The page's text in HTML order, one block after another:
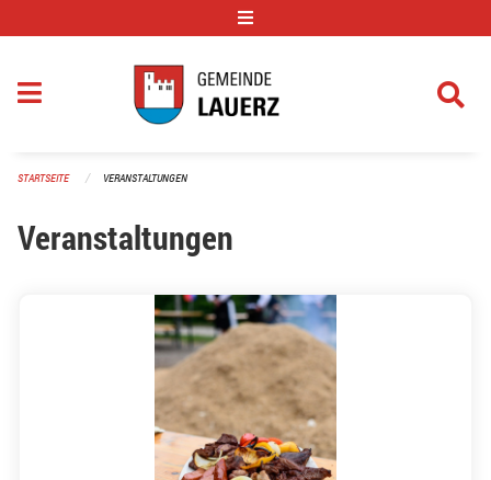
STARTSEITE VERANSTALTUNGEN
Veranstaltungen